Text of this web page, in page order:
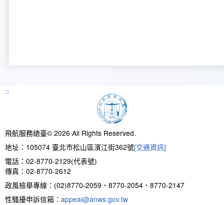
線上申辦表單下載
飛航服務總臺執行職務安全及衛生防護報告
:::
飛航服務總臺© 2026 All Rights Reserved.
地址：105074 臺北市松山區濱江街362號[交通資訊]
電話：02-8770-2129(代表號)
傳真：02-8770-2612
政風檢舉專線：(02)8770-2059、8770-2054、8770-2147
性騷擾申訴信箱： appeal@anws.gov.tw